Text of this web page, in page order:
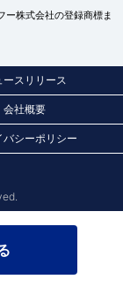
ー株式会社の登録商標ま
ースリリース
会社概要
バシーポリシー